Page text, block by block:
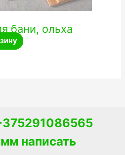
бани, ольха
написать